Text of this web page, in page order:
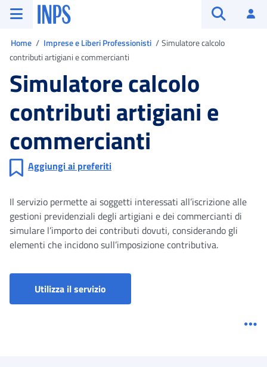
Vai al menu principale
Vai al contenuto principale
Vai al pie' di pagina
INPS ()
Home Imprese e Liberi Professionisti
Simulatore calcolo
contributi artigiani e commercianti
Simulatore calcolo
contributi artigiani e
commercianti
Aggiungi ai preferiti
Il servizio permette ai soggetti interessati all’iscrizione alle
gestioni previdenziali degli artigiani e dei commercianti di
simulare l’importo dei contributi dovuti, considerando gli
elementi che incidono sull’imposizione contributiva.
Utilizza il servizio